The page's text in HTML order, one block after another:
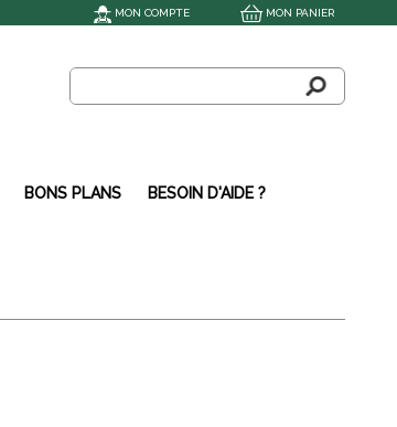
BONS PLANS BESOIN D'AIDE ?
MON COMPTE MON PANIER